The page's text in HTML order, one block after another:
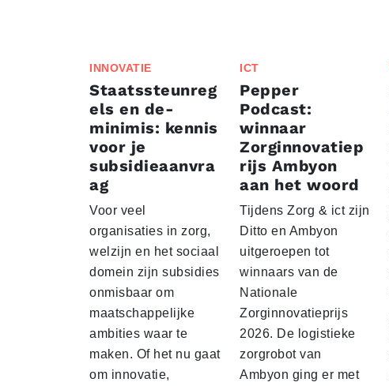
INNOVATIE
Staatssteunreg
els en de-
minimis: kennis
voor je
subsidieaanvra
ag
Voor veel
organisaties in zorg,
welzijn en het sociaal
domein zijn subsidies
onmisbaar om
maatschappelijke
ambities waar te
maken. Of het nu gaat
om innovatie,
ICT
Pepper
Podcast:
winnaar
Zorginnovatiep
rijs Ambyon
aan het woord
Tijdens Zorg & ict zijn
Ditto en Ambyon
uitgeroepen tot
winnaars van de
Nationale
Zorginnovatieprijs
2026. De logistieke
zorgrobot van
Ambyon ging er met